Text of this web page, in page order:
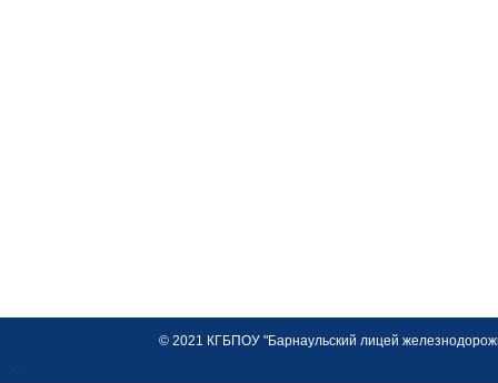
© 2021 КГБПОУ "Барнаульский лицей
<>